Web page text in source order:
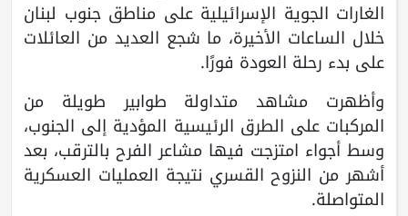
الغارات الجوية الإسرائيلية على مناطق جنوب لبنان
خلال الساعات الأخيرة، ما شجع العديد من العائلات
على بدء رحلة العودة فورًا.
وأظهرت مشاهد متداولة طوابير طويلة من
المركبات على الطرق الرئيسية المؤدية إلى الجنوب،
وسط أجواء امتزجت فيها مشاعر الفرح بالترقب، بعد
أشهر من النزوح القسري نتيجة العمليات العسكرية
المتواصلة.